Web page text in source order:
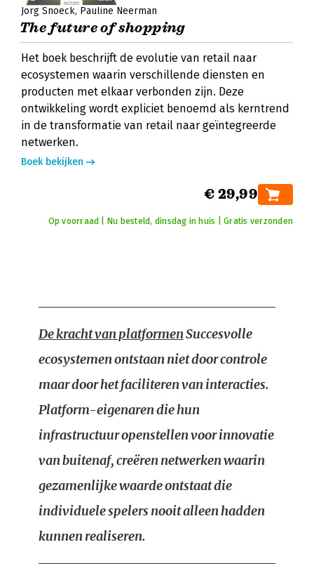
Jorg Snoeck Pauline Neerman
The future of shopping
Het boek beschrijft de evolutie van retail naar
ecosystemen waarin verschillende diensten en
producten met elkaar verbonden zijn. Deze
ontwikkeling wordt expliciet benoemd als kerntrend
in de transformatie van retail naar geïntegreerde
netwerken.
Boek bekijken
€ 29,99
Op voorraad | Nu besteld, dinsdag in huis | Gratis verzonden
De kracht van platformenSuccesvolle
ecosystemen ontstaan niet door controle
maar door het faciliteren van interacties.
Platform-eigenaren die hun
infrastructuur openstellen voor innovatie
van buitenaf, creëren netwerken waarin
gezamenlijke waarde ontstaat die
individuele spelers nooit alleen hadden
kunnen realiseren.